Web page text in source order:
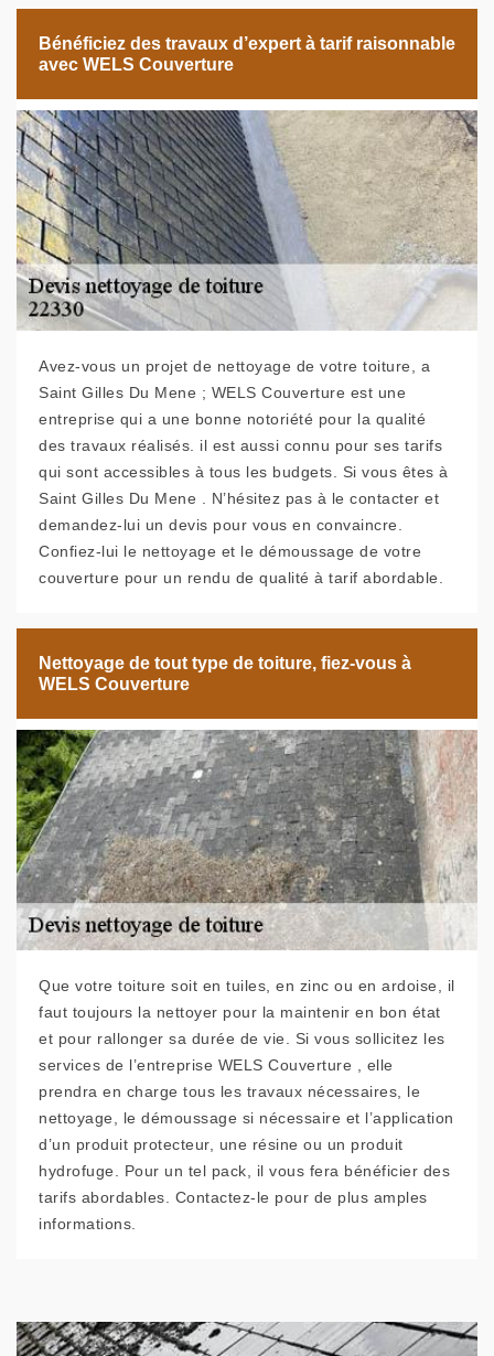
Bénéficiez des travaux d’expert à tarif raisonnable
avec WELS Couverture
Avez-vous un projet de nettoyage de votre toiture, a
Saint Gilles Du Mene ; WELS Couverture est une
entreprise qui a une bonne notoriété pour la qualité
des travaux réalisés. il est aussi connu pour ses tarifs
qui sont accessibles à tous les budgets. Si vous êtes à
Saint Gilles Du Mene . N’hésitez pas à le contacter et
demandez-lui un devis pour vous en convaincre.
Confiez-lui le nettoyage et le démoussage de votre
couverture pour un rendu de qualité à tarif abordable.
Nettoyage de tout type de toiture, fiez-vous à
WELS Couverture
Que votre toiture soit en tuiles, en zinc ou en ardoise, il
faut toujours la nettoyer pour la maintenir en bon état
et pour rallonger sa durée de vie. Si vous sollicitez les
services de l’entreprise WELS Couverture , elle
prendra en charge tous les travaux nécessaires, le
nettoyage, le démoussage si nécessaire et l’application
d’un produit protecteur, une résine ou un produit
hydrofuge. Pour un tel pack, il vous fera bénéficier des
tarifs abordables. Contactez-le pour de plus amples
informations.